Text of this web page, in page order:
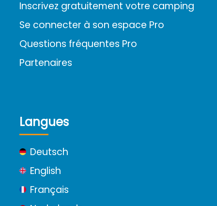
Inscrivez gratuitement votre camping
Se connecter à son espace Pro
Questions fréquentes Pro
Partenaires
Langues
Deutsch
English
Français